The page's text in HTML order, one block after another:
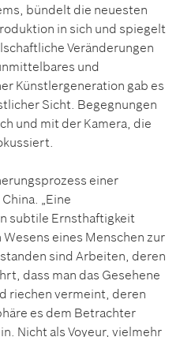
bündelt die neuesten
in sich und spiegelt
Veränderungen
und
Künstlergeneration gab es
Sicht. Begegnungen
und mit der Kamera, die
einer
„Eine
subtile Ernsthaftigkeit
eines Menschen zur
sind Arbeiten, deren
dass man das Gesehene
riechen vermeint, deren
es dem Betrachter
Nicht als Voyeur, vielmehr